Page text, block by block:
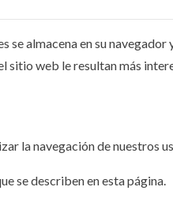
almacena en su navegador
sitio web le resultan más
la navegación de nuestros
se describen en esta página.